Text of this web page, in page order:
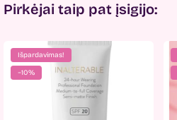
Pirkėjai taip pat įsigijo:
Išpardavimas!
−10%